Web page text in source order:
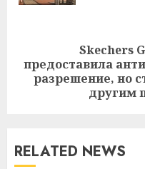
Next
post:
Skechers
предоставила
разрешение, но
другим
RELATED NEWS